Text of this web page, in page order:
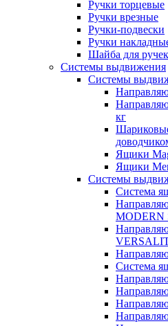
Ручки торцевые
Ручки врезные
Ручки-подвески
Ручки
Шайба для
Системы выдвижения
Системы
кг
Ящики
Ящики
Системы
Система
MODERN
Система